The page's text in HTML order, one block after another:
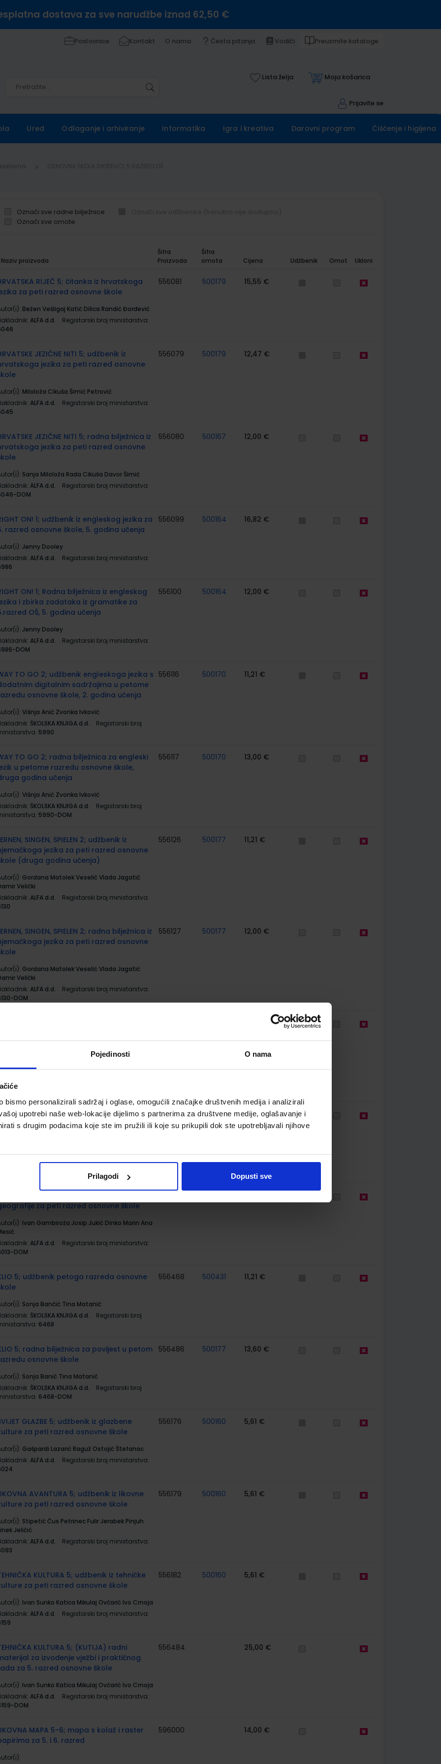
Pojedinosti O nama
bismo personalizirali sadržaj i oglase, omogućili značajke društvenih medija i analizirali
upotrebi naše web-lokacije dijelimo s partnerima za društvene medije, oglašavanje i
s drugim podacima koje ste im pružili ili koje su prikupili dok ste upotrebljavali njihove
Prilagodi Dopusti sve
dostava za sve narudžbe iznad 62,50 €
Poslovnice Kontakt O nama Česta pitanja Vodiči Preuzmite kataloge
Lista želja Moja košarica
Prijavite se
Ured Odlaganje i arhiviranje Informatika Igra i kreativa Darovni program Čišćenje i higijena
Označi sve radne bilježnice
Označi sve omote
Naziv proizvoda
Šifra
Proizvoda
Šifra
omota
Cijena Udžbenik Omot Ukloni
RIJEČ 5; čitanka iz hrvatskoga
za peti razred osnovne škole
Bežen Vešligaj Katić Dilica Randić Đorđević
ALFA d.d.
Registarski broj ministarstva:
556081 500179 15,55 €
JEZIČNE NITI 5; udžbenik iz
jezika za peti razred osnovne
Miloloža Cikuša Šimić Petrović
ALFA d.d.
Registarski broj ministarstva:
556079 500179 12,47 €
JEZIČNE NITI 5; radna bilježnica iz
jezika za peti razred osnovne
Sanja Miloloža Rada Cikuša Davor Šimić
ALFA d.d.
Registarski broj ministarstva:
DOM
556080 500167 12,00 €
ON! 1; udžbenik iz engleskog jezika za
razred osnovne škole, 5. godina učenja
Jenny Dooley
ALFA d.d.
Registarski broj ministarstva:
556099 500164 16,82 €
ON! 1; Radna bilježnica iz engleskog
i zbirka zadataka iz gramatike za
OŠ, 5. godina učenja
Jenny Dooley
ALFA d.d.
Registarski broj ministarstva:
DOM
556100 500164 12,00 €
TO GO 2; udžbenik engleskoga jezika s
digitalnim sadržajima u petome
osnovne škole, 2. godina učenja
Višnja Anić Zvonka Ivković
ŠKOLSKA KNJIGA d.d.
Registarski broj
5990
556116 500170 11,21 €
TO GO 2; radna bilježnica za engleski
u petome razredu osnovne škole,
godina učenja
Višnja Anić Zvonka Ivković
ŠKOLSKA KNJIGA d.d.
Registarski broj
5990-DOM
556117 500170 13,00 €
SINGEN, SPIELEN 2; udžbenik iz
jezika za peti razred osnovne
(druga godina učenja)
Gordana Matolek Veselić Vlada Jagatić
Velički
ALFA d.d.
Registarski broj ministarstva:
556126 500177 11,21 €
SINGEN, SPIELEN 2; radna bilježnica iz
jezika za peti razred osnovne
Gordana Matolek Veselić Vlada Jagatić
Velički
ALFA d.d.
Registarski broj ministarstva:
DOM
556127 500177 12,00 €
škole
Šikić Draženović Žitko Golac Jakopović
grupa autora
22,42 €
ZEMLJA 1; udžbenik iz geografije za
razred osnovne škole
ALFA d.d.
Registarski broj ministarstva:
556165 500167 8,41 €
za peti razred osnovne škole
Ivan Gambiroža Josip Jukić Dinko Marin Ana
ALFA d.d.
Registarski broj ministarstva:
DOM
5; udžbenik petoga razreda osnovne
Sonja Bančić Tina Matanić
ŠKOLSKA KNJIGA d.d.
Registarski broj
6468
556468 500431 11,21 €
5; radna bilježnica za povijest u petom
osnovne škole
Sonja Banić Tina Matanić
ŠKOLSKA KNJIGA d.d.
Registarski broj
6468-DOM
556486 500177 13,60 €
GLAZBE 5; udžbenik iz glazbene
za peti razred osnovne škole
Gašpardi Lazarić Raguž Ostojić Štefanac
ALFA d.d.
Registarski broj ministarstva:
556176 500160 5,61 €
AVANTURA 5; udžbenik iz likovne
za peti razred osnovne škole
Stipetić Čus Petrinec Fulir Jerabek Pinjuh
Jeličić
ALFA d.d.
Registarski broj ministarstva:
556179 500160 5,61 €
KULTURA 5; udžbenik iz tehničke
za peti razred osnovne škole
Ivan Sunko Katica Mikulaj Ovčarić Ivo Crnoja
ALFA d.d.
Registarski broj ministarstva:
556182 500160 5,61 €
KULTURA 5; (KUTIJA) radni
za izvođenje vježbi i praktičnog
za 5. razred osnovne škole
Ivan Sunko Katica Mikulaj Ovčarić Ivo Crnoja
ALFA d.d.
Registarski broj ministarstva:
DOM
556484 25,00 €
MAPA 5-6; mapa s kolaž i raster
za 5. i 6. razred
596000 14,00 €